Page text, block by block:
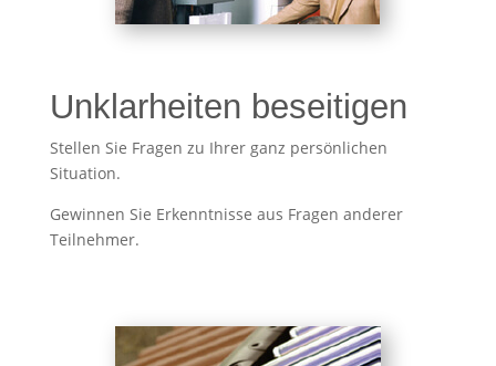
Unklarheiten beseitigen
Stellen Sie Fragen zu Ihrer ganz persönlichen
Situation.
Gewinnen Sie Erkenntnisse aus Fragen anderer
Teilnehmer.